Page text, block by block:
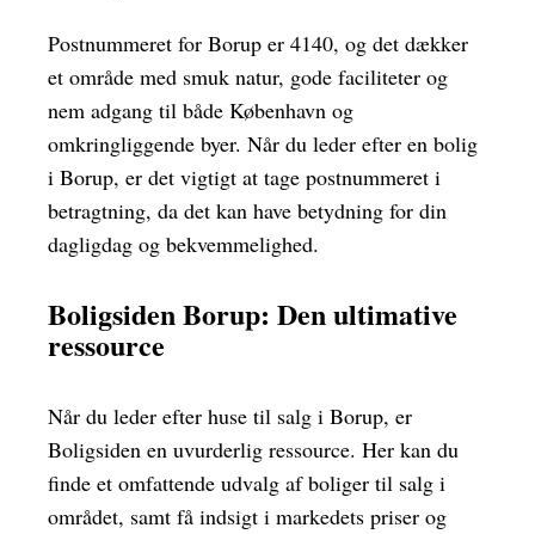
Postnummeret for Borup er 4140, og det dækker
et område med smuk natur, gode faciliteter og
nem adgang til både København og
omkringliggende byer. Når du leder efter en bolig
i Borup, er det vigtigt at tage postnummeret i
betragtning, da det kan have betydning for din
dagligdag og bekvemmelighed.
Boligsiden Borup: Den ultimative
ressource
Når du leder efter huse til salg i Borup, er
Boligsiden en uvurderlig ressource. Her kan du
finde et omfattende udvalg af boliger til salg i
området, samt få indsigt i markedets priser og